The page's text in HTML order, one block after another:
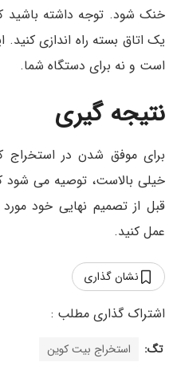
خنک شود. توجه داشته باشید
یک اتاق بسته راه اندازی
است و نه برای دستگاه شما.
نتیجه گیری
برای موفق شدن در استخراج
خیلی بالاست، توصیه می شود
قبل از تصمیم نهایی خود
عمل کنید.
نشان گذاری
تگ: استخراج بیت کوین